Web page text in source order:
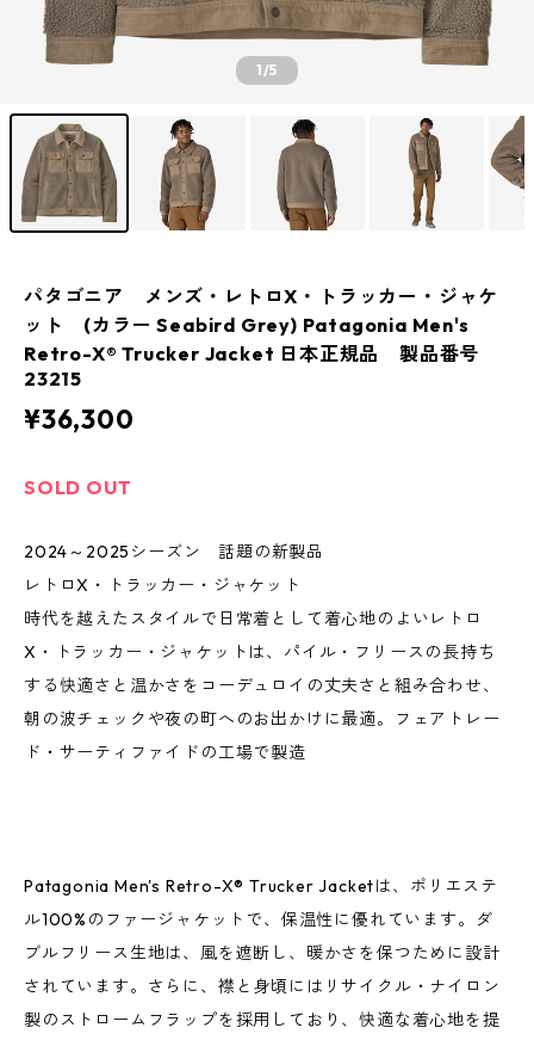
1/5
パタゴニア メンズ・レトロX・トラッカー・ジャケ
ット (カラー Seabird Grey) Patagonia Men's
Retro-X® Trucker Jacket 日本正規品 製品番号
23215
¥36,300
SOLD OUT
2024～2025シーズン 話題の新製品
レトロX・トラッカー・ジャケット
時代を越えたスタイルで日常着として着心地のよいレトロ
X・トラッカー・ジャケットは、パイル・フリースの長持ち
する快適さと温かさをコーデュロイの丈夫さと組み合わせ、
朝の波チェックや夜の町へのお出かけに最適。フェアトレー
ド・サーティファイドの工場で製造
Patagonia Men's Retro-X® Trucker Jacketは、ポリエステ
ル100%のファージャケットで、保温性に優れています。ダ
ブルフリース生地は、風を遮断し、暖かさを保つために設計
されています。さらに、襟と身頃にはリサイクル・ナイロン
製のストロームフラップを採用しており、快適な着心地を提